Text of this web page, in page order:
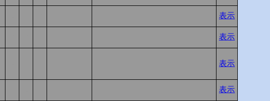
表示
表示
表示
表示